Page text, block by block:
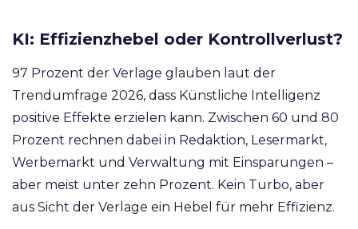
KI: Effizienzhebel oder Kontrollverlust?
97 Prozent der Verlage glauben laut der
Trendumfrage 2026, dass Künstliche Intelligenz
positive Effekte erzielen kann. Zwischen 60 und 80
Prozent rechnen dabei in Redaktion, Lesermarkt,
Werbemarkt und Verwaltung mit Einsparungen –
aber meist unter zehn Prozent. Kein Turbo, aber
aus Sicht der Verlage ein Hebel für mehr Effizienz.